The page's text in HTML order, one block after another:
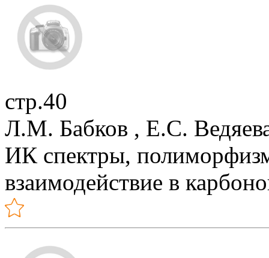
стр.40
Л.М. Бабков , Е.С.
ИК спектры,
взаимодействие в